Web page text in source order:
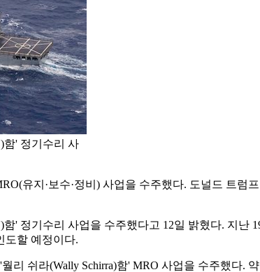
함' 정기수리 사
유지·보수·정비) 사업을 수주했다. 도널드 트럼
' 정기수리 사업을 수주했다고 12일 밝혔다. 지난
도할 예정이다.
리 쉬라(Wally Schirra)함' MRO 사업을 수주했다.